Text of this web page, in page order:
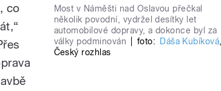
Most v Náměšti nad Oslavou přečkal
několik povodní, vydržel desítky let
automobilové dopravy, a dokonce byl za
války podminován
foto: Dáša Kubíková,
Český rozhlas
co